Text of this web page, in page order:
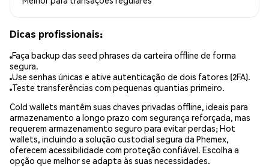
Dicas profissionais:
Faça backup das seed phrases da carteira offline de forma
segura.
Use senhas únicas e ative autenticação de dois fatores (2FA).
Teste transferências com pequenas quantias primeiro.
Cold wallets mantêm suas chaves privadas offline, ideais para
armazenamento a longo prazo com segurança reforçada, mas
requerem armazenamento seguro para evitar perdas; Hot
wallets, incluindo a solução custodial segura da Phemex,
oferecem acessibilidade com proteção confiável. Escolha a
opção que melhor se adapta às suas necessidades.